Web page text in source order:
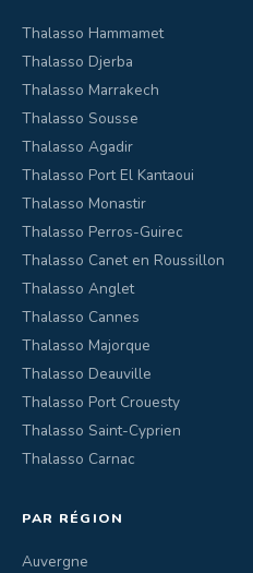
Thalasso Hammamet
Thalasso Djerba
Thalasso Marrakech
Thalasso Sousse
Thalasso Agadir
Thalasso Port El Kantaoui
Thalasso Monastir
Thalasso Perros-Guirec
Thalasso Canet en Roussillon
Thalasso Anglet
Thalasso Cannes
Thalasso Majorque
Thalasso Deauville
Thalasso Port Crouesty
Thalasso Saint-Cyprien
Thalasso Carnac
PAR RÉGION
Auvergne